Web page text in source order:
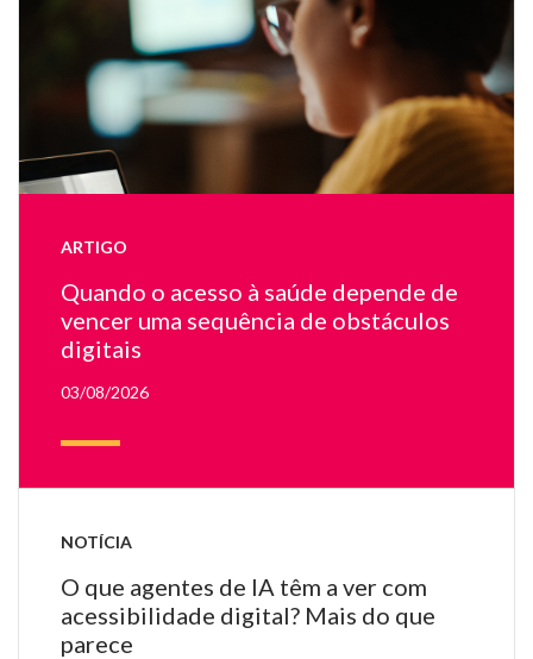
de
ARTIGO
Quando o acesso à saúde depende de
vencer uma sequência de obstáculos
digitais
03/08/2026
NOTÍCIA
O que agentes de IA têm a ver com
acessibilidade digital? Mais do que
parece